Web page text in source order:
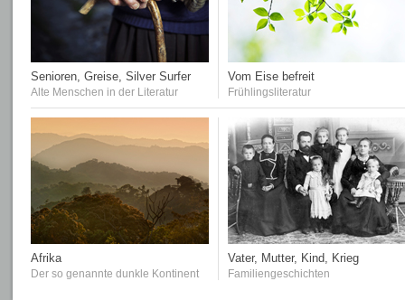
Senioren, Greise, Silver Surfer
Alte Menschen in der Literatur
Vom Eise befreit
Frühlingsliteratur
Afrika
Der so genannte dunkle Kontinent
Vater, Mutter, Kind, Krieg
Familiengeschichten